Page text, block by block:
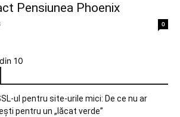
Pensiunea Phoenix
0
10
ul pentru site-urile mici: De ce nu ar
pentru un „lăcat verde”